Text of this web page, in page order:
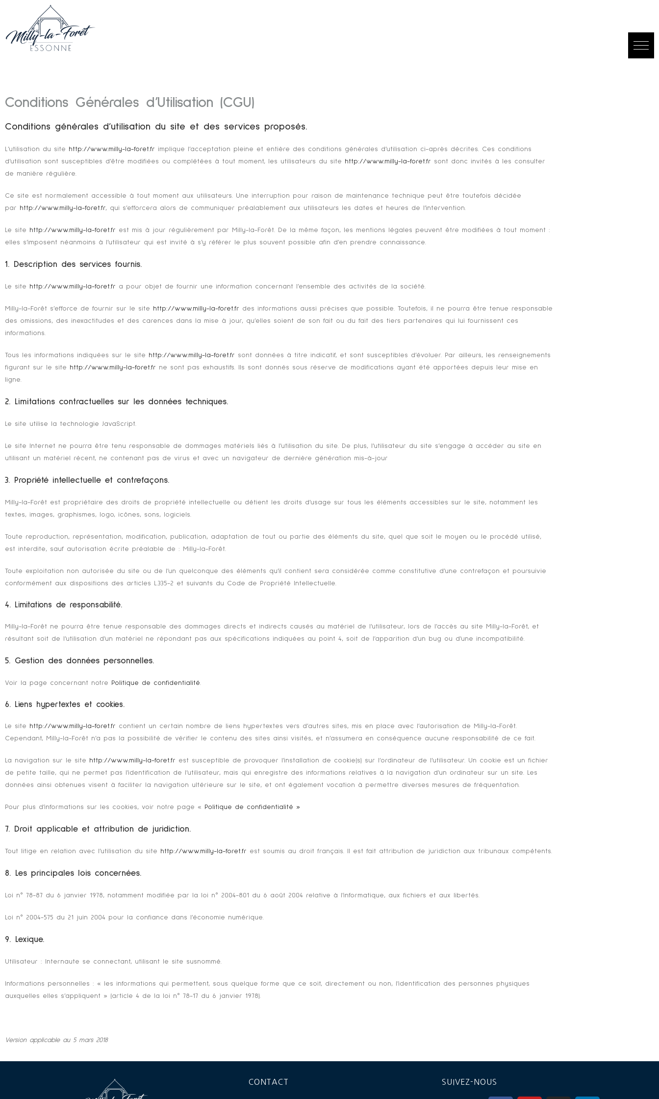
Conditions Générales d’Utilisation (CGU)
Conditions générales d’utilisation du site et des services proposés.
L’utilisation du site http://www.milly-la-foret.fr implique l’acceptation pleine et entière des conditions générales d’utilisation ci-après décrites. Ces conditions
d’utilisation sont susceptibles d’être modifiées ou complétées à tout moment, les utilisateurs du site http://www.milly-la-foret.fr sont donc invités à les consulter
de manière régulière.
Ce site est normalement accessible à tout moment aux utilisateurs. Une interruption pour raison de maintenance technique peut être toutefois décidée
par http://www.milly-la-foret.fr, qui s’efforcera alors de communiquer préalablement aux utilisateurs les dates et heures de l’intervention.
Le site http://www.milly-la-foret.fr est mis à jour régulièrement par Milly-la-Forêt. De la même façon, les mentions légales peuvent être modifiées à tout moment :
elles s’imposent néanmoins à l’utilisateur qui est invité à s’y référer le plus souvent possible afin d’en prendre connaissance.
1. Description des services fournis.
Le site http://www.milly-la-foret.fr a pour objet de fournir une information concernant l’ensemble des activités de la société.
Milly-la-Forêt s’efforce de fournir sur le site http://www.milly-la-foret.fr des informations aussi précises que possible. Toutefois, il ne pourra être tenue responsable
des omissions, des inexactitudes et des carences dans la mise à jour, qu’elles soient de son fait ou du fait des tiers partenaires qui lui fournissent ces
informations.
Tous les informations indiquées sur le site http://www.milly-la-foret.fr sont données à titre indicatif, et sont susceptibles d’évoluer. Par ailleurs, les renseignements
figurant sur le site http://www.milly-la-foret.fr ne sont pas exhaustifs. Ils sont donnés sous réserve de modifications ayant été apportées depuis leur mise en
ligne.
2. Limitations contractuelles sur les données techniques.
Le site utilise la technologie JavaScript.
Le site Internet ne pourra être tenu responsable de dommages matériels liés à l’utilisation du site. De plus, l’utilisateur du site s’engage à accéder au site en
utilisant un matériel récent, ne contenant pas de virus et avec un navigateur de dernière génération mis-à-jour
3. Propriété intellectuelle et contrefaçons.
Milly-la-Forêt est propriétaire des droits de propriété intellectuelle ou détient les droits d’usage sur tous les éléments accessibles sur le site, notamment les
textes, images, graphismes, logo, icônes, sons, logiciels.
Toute reproduction, représentation, modification, publication, adaptation de tout ou partie des éléments du site, quel que soit le moyen ou le procédé utilisé,
est interdite, sauf autorisation écrite préalable de : Milly-la-Forêt.
Toute exploitation non autorisée du site ou de l’un quelconque des éléments qu’il contient sera considérée comme constitutive d’une contrefaçon et poursuivie
conformément aux dispositions des articles L.335-2 et suivants du Code de Propriété Intellectuelle.
4. Limitations de responsabilité.
Milly-la-Forêt ne pourra être tenue responsable des dommages directs et indirects causés au matériel de l’utilisateur, lors de l’accès au site Milly-la-Forêt, et
résultant soit de l’utilisation d’un matériel ne répondant pas aux spécifications indiquées au point 4, soit de l’apparition d’un bug ou d’une incompatibilité.
5. Gestion des données personnelles.
Voir la page concernant notre Politique de confidentialité
6. Liens hypertextes et cookies.
Le site http://www.milly-la-foret.fr contient un certain nombre de liens hypertextes vers d’autres sites, mis en place avec l’autorisation de Milly-la-Forêt.
Cependant, Milly-la-Forêt n’a pas la possibilité de vérifier le contenu des sites ainsi visités, et n’assumera en conséquence aucune responsabilité de ce fait.
La navigation sur le site http://www.milly-la-foret.fr est susceptible de provoquer l’installation de cookie(s) sur l’ordinateur de l’utilisateur. Un cookie est un fichier
de petite taille, qui ne permet pas l’identification de l’utilisateur, mais qui enregistre des informations relatives à la navigation d’un ordinateur sur un site. Les
données ainsi obtenues visent à faciliter la navigation ultérieure sur le site, et ont également vocation à permettre diverses mesures de fréquentation.
Pour plus d’informations sur les cookies, voir notre page « Politique de confidentialité »
7. Droit applicable et attribution de juridiction.
Tout litige en relation avec l’utilisation du site http://www.milly-la-foret.fr est soumis au droit français. Il est fait attribution de juridiction aux tribunaux compétents.
8. Les principales lois concernées.
Loi n° 78-87 du 6 janvier 1978, notamment modifiée par la loi n° 2004-801 du 6 août 2004 relative à l’informatique, aux fichiers et aux libertés.
Loi n° 2004-575 du 21 juin 2004 pour la confiance dans l’économie numérique.
9. Lexique.
Utilisateur : Internaute se connectant, utilisant le site susnommé.
Informations personnelles : « les informations qui permettent, sous quelque forme que ce soit, directement ou non, l’identification des personnes physiques
auxquelles elles s’appliquent » (article 4 de la loi n° 78-17 du 6 janvier 1978).
Version applicable au 5 mars 2018
CONTACT SUIVEZ-NOUS